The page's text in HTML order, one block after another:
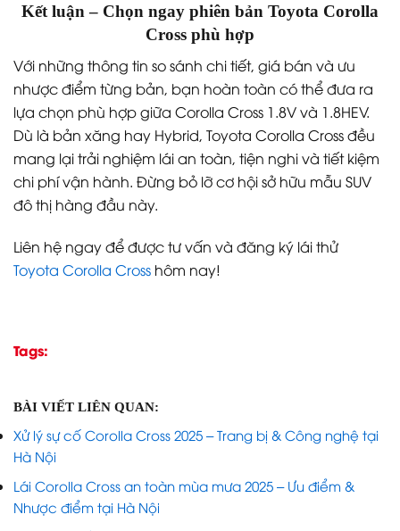
Kết luận – Chọn ngay phiên bản Toyota Corolla
Cross phù hợp
Với những thông tin so sánh chi tiết, giá bán và ưu
nhược điểm từng bản, bạn hoàn toàn có thể đưa ra
lựa chọn phù hợp giữa Corolla Cross 1.8V và 1.8HEV.
Dù là bản xăng hay Hybrid, Toyota Corolla Cross đều
mang lại trải nghiệm lái an toàn, tiện nghi và tiết kiệm
chi phí vận hành. Đừng bỏ lỡ cơ hội sở hữu mẫu SUV
đô thị hàng đầu này.
Liên hệ ngay để được tư vấn và đăng ký lái thử
Toyota Corolla Cross hôm nay!
Tags:
BÀI VIẾT LIÊN QUAN:
Xử lý sự cố Corolla Cross 2025 – Trang bị & Công nghệ tại
Hà Nội
Lái Corolla Cross an toàn mùa mưa 2025 – Ưu điểm &
Nhược điểm tại Hà Nội